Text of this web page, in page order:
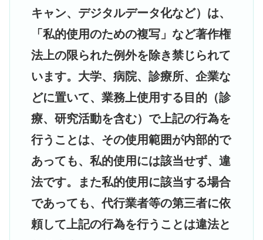
キャン、デジタルデータ化など）は、
「私的使用のための複写」など著作権
法上の限られた例外を除き禁じられて
います。大学、病院、診療所、企業な
どに置いて、業務上使用する目的（診
療、研究活動を含む）で上記の行為を
行うことは、その使用範囲が内部的で
あっても、私的使用には該当せず、違
法です。また私的使用に該当する場合
であっても、代行業者等の第三者に依
頼して上記の行為を行うことは違法と